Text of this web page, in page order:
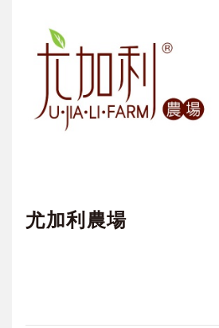
尤加利農場